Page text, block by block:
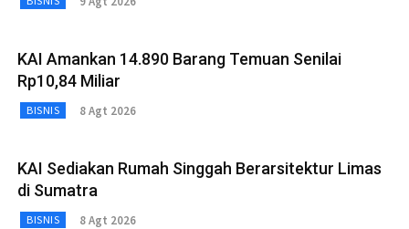
KAI Amankan 14.890 Barang Temuan Senilai
Rp10,84 Miliar
BISNIS 8 Agt 2026
KAI Sediakan Rumah Singgah Berarsitektur Limas
di Sumatra
BISNIS 8 Agt 2026